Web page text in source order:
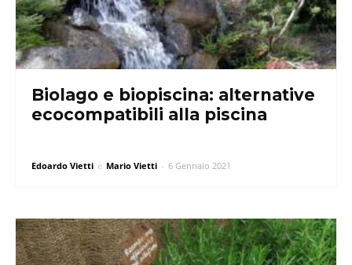
Biolago e biopiscina: alternative
ecocompatibili alla piscina
Edoardo Vietti e Mario Vietti - 6 Gennaio 2021